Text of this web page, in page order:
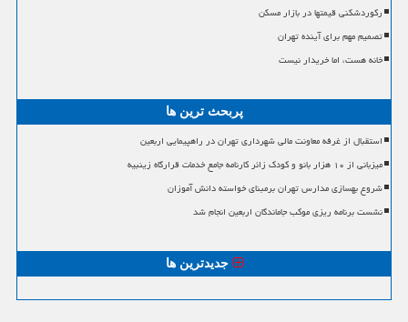
رکوردشکنی قیمتها در بازار مسکن
تصمیم مهم برای آینده تهران
خانه هست، اما خریدار نیست
پربحث ترین ها
استقبال از غرفه معاونت مالی شهرداری تهران در راهپیمایی اربعین
میزبانی از ۱۰ هزار بانو و کودک زائر کارنامه جامع خدمات قرارگاه زینبیه
شروع بهسازی مدارس تهران برمبنای خواسته دانش آموزان
نشست برنامه ریزی موکب جاماندگان اربعین انجام شد
جدیدترین ها